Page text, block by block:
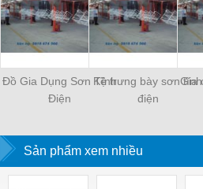
Đồ Gia Dụng Sơn Tĩnh
Điện
Kệ trưng bày sơn tĩnh
điện
Gia
Sản phẩm xem nhiều